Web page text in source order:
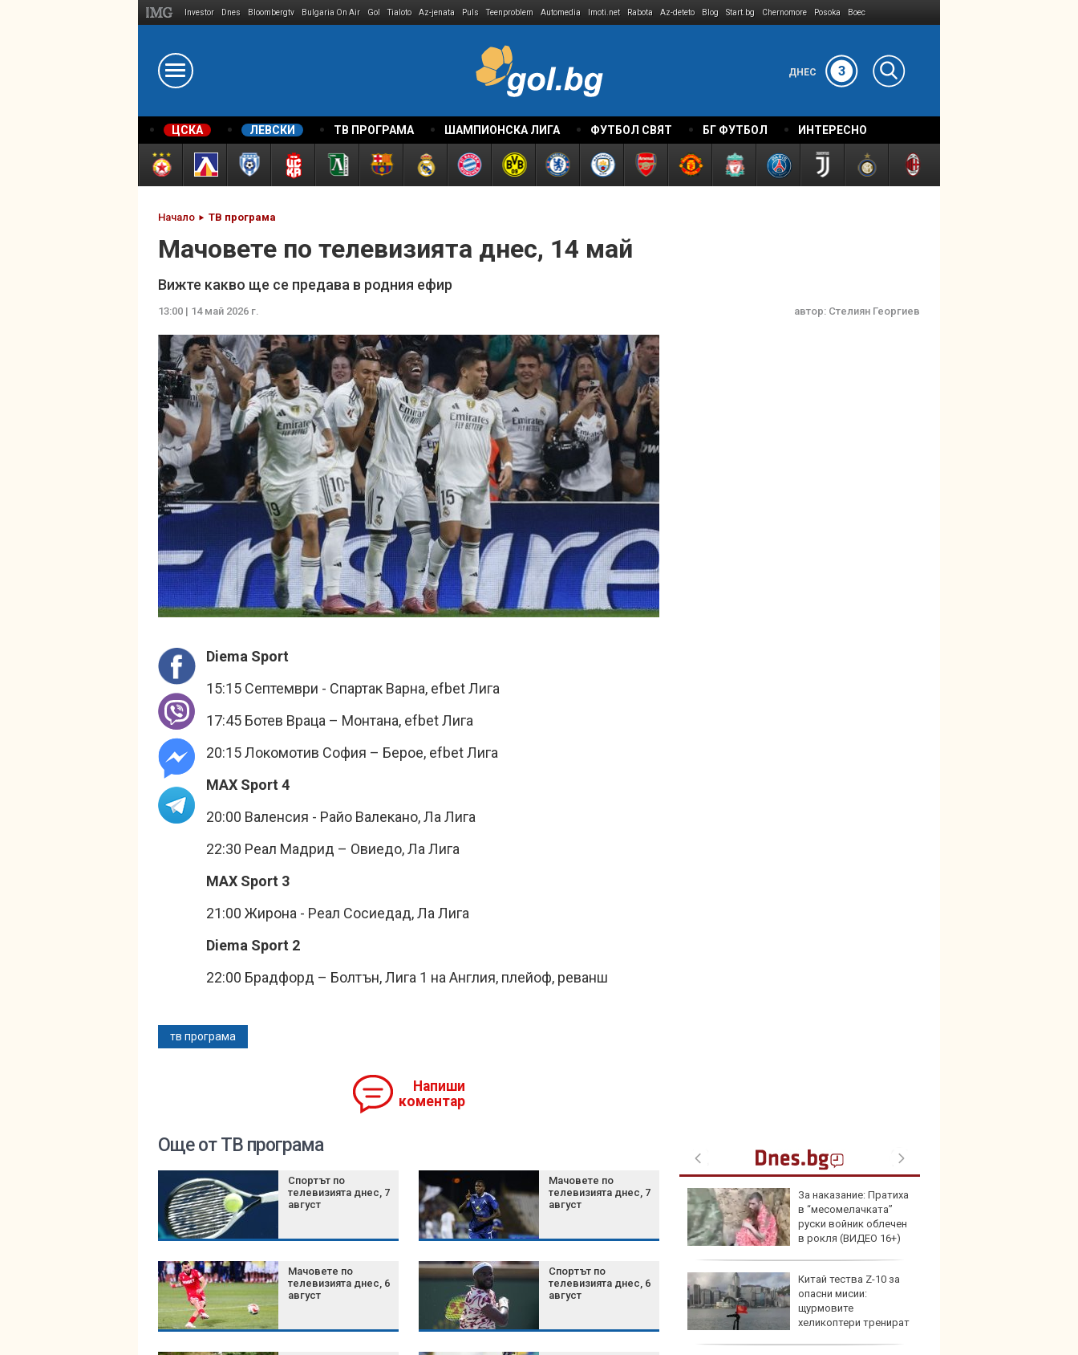
Investor Dnes Bloombergtv Bulgaria On Air Gol Tialoto Az-jenata Puls Teenproblem Automedia Imoti.net Rabota Az-deteto Blog Start.bg Chernomore Posoka Boec
ДНЕС 3
ЦСКА ЛЕВСКИ ТВ ПРОГРАМА ШАМПИОНСКА ЛИГА ФУТБОЛ СВЯТ БГ ФУТБОЛ ИНТЕРЕСНО
Начало ТВ програма
Мачовете по телевизията днес, 14 май
Вижте какво ще се предава в родния ефир
13:00 | 14 май 2026 г. автор: Стелиян Георгиев
Diema Sport
15:15 Септември - Спартак Варна, efbet Лига
17:45 Ботев Враца – Монтана, efbet Лига
20:15 Локомотив София – Берое, efbet Лига
MAX Sport 4
20:00 Валенсия - Райо Валекано, Ла Лига
22:30 Реал Мадрид – Овиедо, Ла Лига
MAX Sport 3
21:00 Жирона - Реал Сосиедад, Ла Лига
Diema Sport 2
22:00 Брадфорд – Болтън, Лига 1 на Англия, плейоф, реванш
тв програма
Напиши
коментар
Още от ТВ програма
Спортът по
телевизията днес, 7
август
Мачовете по
телевизията днес, 7
август
Мачовете по
телевизията днес, 6
август
Спортът по
телевизията днес, 6
август
Шум, бетон и жеги: Как
животните се
оцелеят сред хората?
Късна емисия
За наказание: Пратиха
в “месомелачката”
руски войник облечен
в рокля (ВИДЕО 16+)
Китай тества Z-10 за
опасни мисии:
щурмовите
хеликоптери тренират